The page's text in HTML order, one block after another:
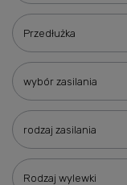
Przedłużka
wybór zasilania
rodzaj zasilania
Rodzaj wylewki